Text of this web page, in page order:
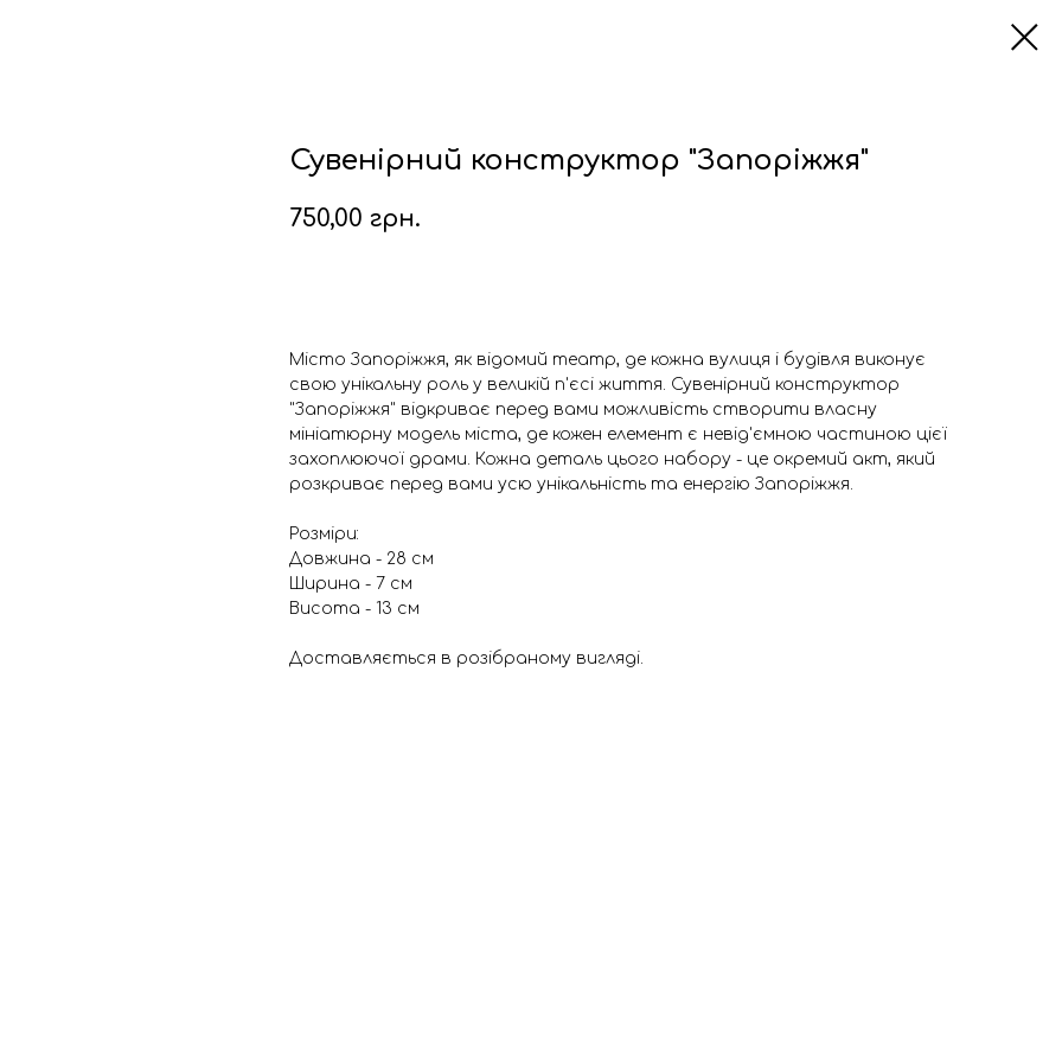
Сувенірний конструктор "Запоріжжя"
750,00 грн.
Місто Запоріжжя, як відомий театр, де кожна вулиця і будівля виконує
свою унікальну роль у великій п'єсі життя. Сувенірний конструктор
"Запоріжжя" відкриває перед вами можливість створити власну
мініатюрну модель міста, де кожен елемент є невід'ємною частиною цієї
захоплюючої драми. Кожна деталь цього набору - це окремий акт, який
розкриває перед вами усю унікальність та енергію Запоріжжя.
Розміри:
Довжина - 28 см
Ширина - 7 см
Висота - 13 см
Доставляється в розібраному вигляді.